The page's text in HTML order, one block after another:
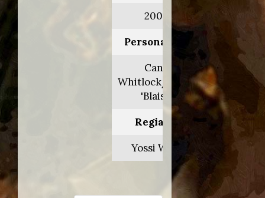
2000
Personaggio:
Cane
Whitlock/Rusty
'Blaise'
Regia di:
Yossi Wein